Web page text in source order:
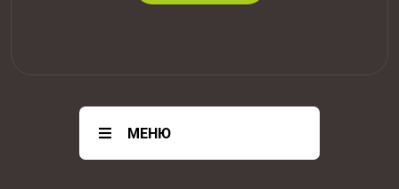
МЕНЮ